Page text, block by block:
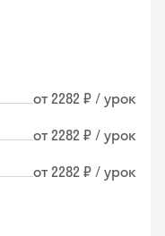
от 2282 ₽ / урок
от 2282 ₽ / урок
от 2282 ₽ / урок